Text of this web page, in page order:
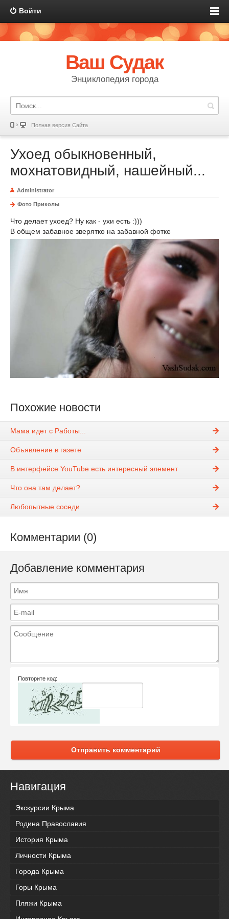
Войти
Ваш Судак
Энциклопедия города
Полная версия Сайта
Ухоед обыкновенный,
мохнатовидный, нашейный...
Administrator
Фото Приколы
Что делает ухоед? Ну как - ухи есть :)))
В общем забавное зверятко на забавной фотке
Похожие новости
Мама идет с Работы...
Объявление в газете
В интерфейсе YouTube есть интересный элемент
Что она там делает?
Любопытные соседи
Комментарии (0)
Добавление комментария
Повторите код:
Отправить комментарий
Навигация
Экскурсии Крыма
Родина Православия
История Крыма
Личности Крыма
Города Крыма
Горы Крыма
Пляжи Крыма